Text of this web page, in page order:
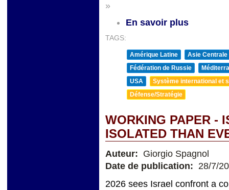
»
En savoir plus
TAGS:
Amérique Latine
Asie Centrale
Fédération de Russie
USA
Système international et
Défense/Stratégie
WORKING PAPER -
ISOLATED THAN
Auteur: Giorgio Spagnol
Date de publication: 28/7/
2026 sees Israel confront a